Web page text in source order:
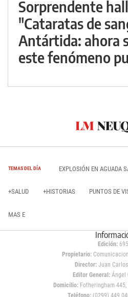
Sorprendente
"Cataratas de
Antártida: ahora
este fenómeno
TEMAS DEL DÍA EXPLOSIÓN EN AGUADA
+SALUD +HISTORIAS PUNTOS DE
MAS E
Edición:
Propietario:
Director: Juan
Editor General:Ángel
Domicilio:Fotheringham 445,
Teléfono: (0299) 449